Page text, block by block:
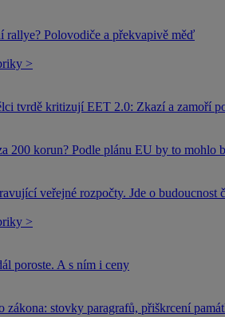
rallye? Polovodiče a překvapivě měď
>
tvrdě kritizují EET 2.0: Zkazí a zamoří
200 korun? Podle plánu EU by to mohlo
veřejné rozpočty. Jde o budoucnost
>
poroste. A s ním i ceny
zákona: stovky paragrafů, přiškrcení